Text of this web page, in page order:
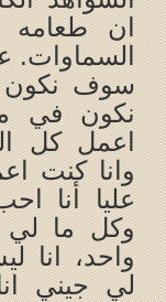
ان طعامه
السماوات.
سوف نكون
نكون في
اعمل كل
وانا كنت
عليا أنا
وكل ما لي
واحد، انا
لي جيني